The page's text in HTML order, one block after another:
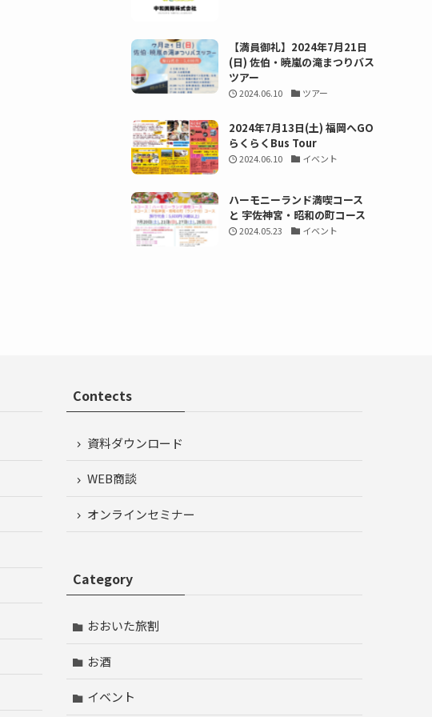
【満員御礼】2024年7月21日
(日) 佐伯・暁嵐の滝まつりバス
ツアー
2024.06.10 ツアー
2024年7月13日(土) 福岡へGO
らくらくBus Tour
2024.06.10 イベント
ハーモニーランド満喫コース
と 宇佐神宮・昭和の町コース
2024.05.23 イベント
Contects
資料ダウンロード
WEB商談
オンラインセミナー
Category
おおいた旅割
お酒
イベント